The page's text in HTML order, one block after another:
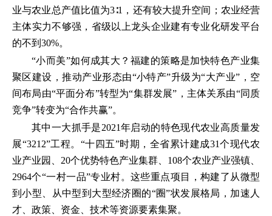
业与农业总产值比值为3∶1，还有较大提升空间；农业经营
主体实力不够强，省级以上龙头企业建有专业化研发平台
的不到30%。
“小而美”如何成其大？福建的策略是加快特色产业集
聚区建设，推动产业形态由“小特产”升级为“大产业”，空
间布局由“平面分布”转型为“集群发展”，主体关系由“同质
竞争”转变为“合作共赢”。
其中一大抓手是2021年启动的特色现代农业高质量发
展“3212”工程。“十四五”时期，全省累计建成31个现代农
业产业园、20个优势特色产业集群、108个农业产业强镇、
2964个“一村一品”专业村。这些重点项目，构建了从微型
到小型、从中型到大型经济圈的“圈”状发展格局，加速人
才、政策、资金、技术等资源要素集聚。